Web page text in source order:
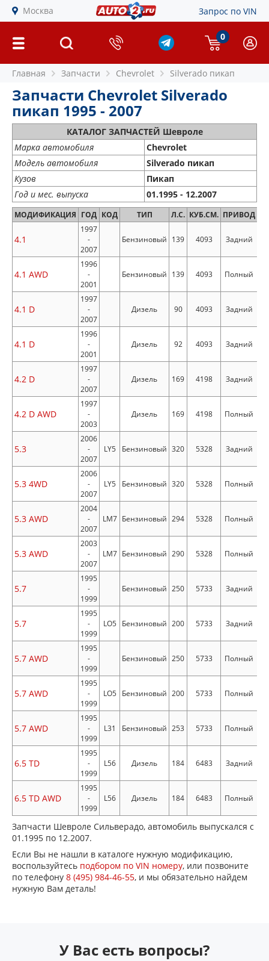
Москва Запрос по VIN
0
Главная Запчасти Chevrolet Silverado пикап
Запчасти Chevrolet Silverado
пикап 1995 - 2007
КАТАЛОГ ЗАПЧАСТЕЙ Шевроле
Марка автомобиля
Chevrolet
Модель автомобиля
Silverado пикап
Кузов
Пикап
Год и мес. выпуска
01.1995 - 12.2007
МОДИФИКАЦИЯ ГОД КОД ТИП Л.С. КУБ.СМ. ПРИВОД
4.1
1997
-
2007
Бензиновый 139 4093 Задний
4.1 AWD
1996
-
2001
Бензиновый 139 4093 Полный
4.1 D
1997
-
2007
Дизель 90 4093 Задний
4.1 D
1996
-
2001
Дизель 92 4093 Задний
4.2 D
1997
-
2007
Дизель 169 4198 Задний
4.2 D AWD
1997
-
2003
Дизель 169 4198 Полный
5.3
2006
-
2007
LY5 Бензиновый 320 5328 Задний
5.3 4WD
2006
-
2007
LY5 Бензиновый 320 5328 Полный
5.3 AWD
2004
-
2007
LM7 Бензиновый 294 5328 Полный
5.3 AWD
2003
-
2007
LM7 Бензиновый 290 5328 Полный
5.7
1995
-
1999
Бензиновый 250 5733 Задний
5.7
1995
-
1999
LO5 Бензиновый 200 5733 Задний
5.7 AWD
1995
-
1999
Бензиновый 250 5733 Полный
5.7 AWD
1995
-
1999
LO5 Бензиновый 200 5733 Полный
5.7 AWD
1995
-
1999
L31 Бензиновый 253 5733 Полный
6.5 TD
1995
-
1999
L56 Дизель 184 6483 Задний
6.5 TD AWD
1995
-
1999
L56 Дизель 184 6483 Полный
Запчасти Шевроле Сильверадо, автомобиль выпускался с
01.1995 по 12.2007.
Если Вы не нашли в каталоге нужную модификацию,
воспользуйтесь подбором по VIN номеру, или позвоните
по телефону 8 (495) 984-46-55, и мы обязательно найдем
нужную Вам деталь!
У Вас есть вопросы?